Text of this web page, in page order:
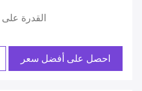
القدرة
احصل على أفضل سعر